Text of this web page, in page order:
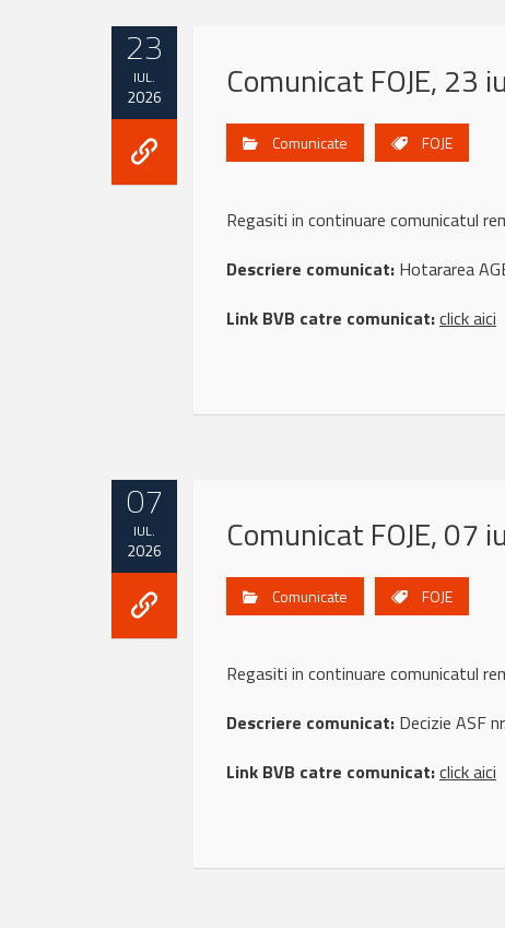
23
IUL.
2026 Comunicat FOJE, 23
Comunicate FOJE
Regasiti in continuare comunicatul
Descriere comunicat: Hotararea
Link BVB catre comunicat:click aici
07
IUL.
2026 Comunicat FOJE, 07
Comunicate FOJE
Regasiti in continuare comunicatul
Descriere comunicat: Decizie ASF
Link BVB catre comunicat:click aici